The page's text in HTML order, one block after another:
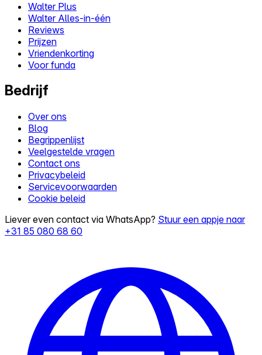
Walter Plus
Walter Alles-in-één
Reviews
Prijzen
Vriendenkorting
Voor funda
Bedrijf
Over ons
Blog
Begrippenlijst
Veelgestelde vragen
Contact ons
Privacybeleid
Servicevoorwaarden
Cookie beleid
Liever even contact via WhatsApp? Stuur een appje naar
+31 85 080 68 60